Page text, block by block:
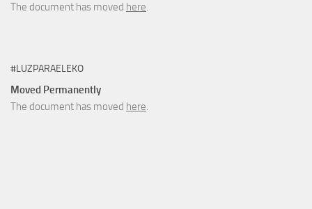
The document has moved here.
#LUZPARAELEKO
Moved Permanently
The document has moved here.